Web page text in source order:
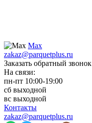
Max
zakaz@parquetplus.ru
Заказать обратный звонок
На связи:
пн-пт 10:00-19:00
сб выходной
вс выходной
Контакты
zakaz@parquetplus.ru